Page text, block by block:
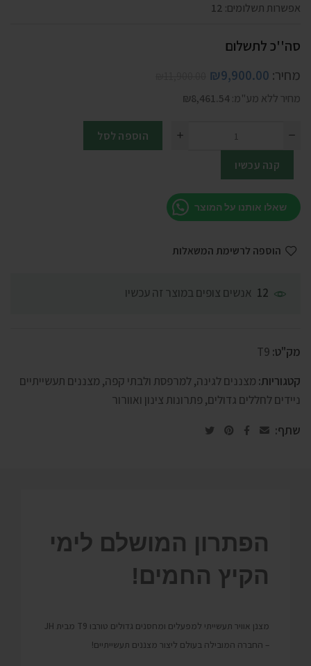
אפשרות תשלומים: 12
סה''כ לתשלום
מחיר:
₪9,900.00
מחיר ללא מע"מ: ₪8,461.54
הוספה לסל
קנה עכשיו
שאלו אותנו על המוצר
הוספה לרשימת המשאלות
12 אנשים צופים במוצר זה עכשיו
מק"ט: T9
קטגוריות: מצננים לגינה, למרפסת ולבתי קפה, מצננים תעשייתיים
ניידים לחללים גדולים, פתרונות צינון ואוורור
שתף:
הפתרון המושלם לימי
הקיץ החמים!
מצנן אוויר תעשייתי למפעלים ומחסנים גדולים טורבו T9 מבית JH
– החברה המובילה בעולם ליצור מצננים תעשייתיים!